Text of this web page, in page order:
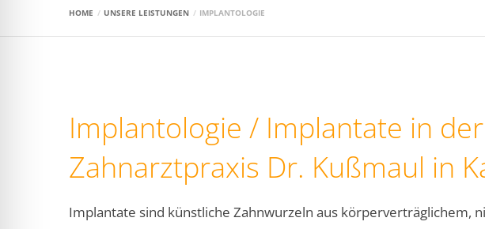
HOME UNSERE LEISTUNGEN IMPLANTOLOGIE
Implantologie / Implantate in der
Zahnarztpraxis Dr. Kußmaul in
Implantate sind künstliche Zahnwurzeln aus körperverträglichem,